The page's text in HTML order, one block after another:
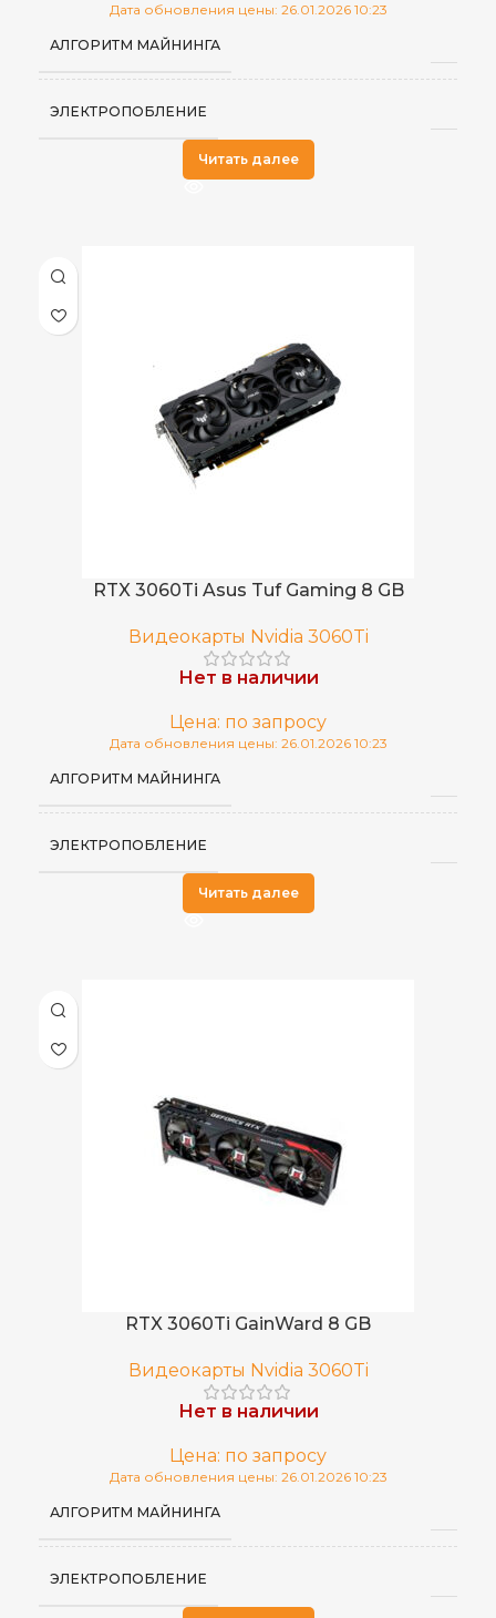
Дата обновления цены: 26.01.2026 10:23
АЛГОРИТМ МАЙНИНГА
ЭЛЕКТРОПОБЛЕНИЕ
Читать далее
RTX 3060Ti Asus Tuf Gaming 8 GB
Видеокарты Nvidia 3060Ti
Нет в наличии
Цена: по запросу
Дата обновления цены: 26.01.2026 10:23
АЛГОРИТМ МАЙНИНГА
ЭЛЕКТРОПОБЛЕНИЕ
Читать далее
RTX 3060Ti GainWard 8 GB
Видеокарты Nvidia 3060Ti
Нет в наличии
Цена: по запросу
Дата обновления цены: 26.01.2026 10:23
АЛГОРИТМ МАЙНИНГА
ЭЛЕКТРОПОБЛЕНИЕ